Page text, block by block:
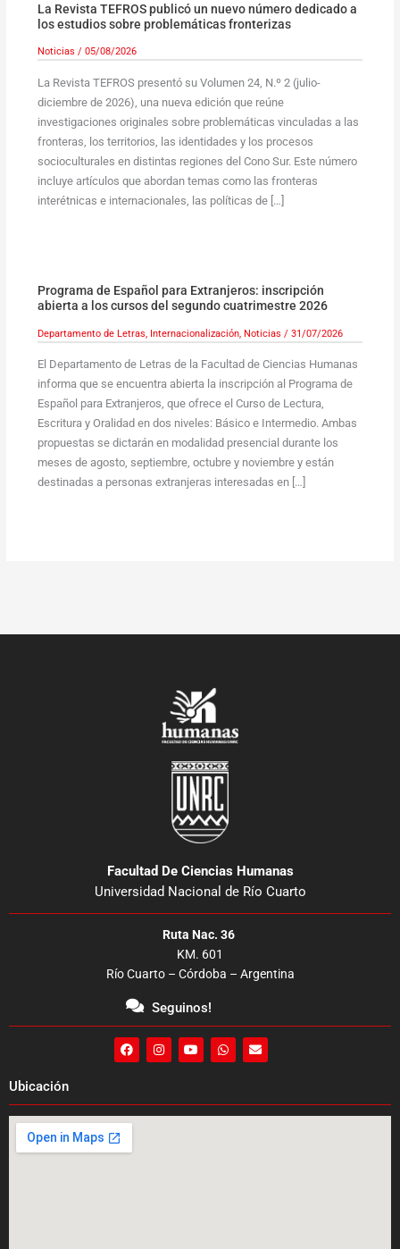
La Revista TEFROS publicó un nuevo número dedicado a
los estudios sobre problemáticas fronterizas
Noticias / 05/08/2026
La Revista TEFROS presentó su Volumen 24, N.º 2 (julio-
diciembre de 2026), una nueva edición que reúne
investigaciones originales sobre problemáticas vinculadas a las
fronteras, los territorios, las identidades y los procesos
socioculturales en distintas regiones del Cono Sur. Este número
incluye artículos que abordan temas como las fronteras
interétnicas e internacionales, las políticas de […]
Programa de Español para Extranjeros: inscripción
abierta a los cursos del segundo cuatrimestre 2026
Departamento de Letras, Internacionalización, Noticias / 31/07/2026
El Departamento de Letras de la Facultad de Ciencias Humanas
informa que se encuentra abierta la inscripción al Programa de
Español para Extranjeros, que ofrece el Curso de Lectura,
Escritura y Oralidad en dos niveles: Básico e Intermedio. Ambas
propuestas se dictarán en modalidad presencial durante los
meses de agosto, septiembre, octubre y noviembre y están
destinadas a personas extranjeras interesadas en […]
Ubicación
Facultad De Ciencias Humanas
Universidad Nacional de Río Cuarto
Ruta Nac. 36
KM. 601
Río Cuarto – Córdoba – Argentina
Seguinos!
F
a
o
o
I
n
g
r
Y
o
b
e
W
h
a
p
E
n
o
p